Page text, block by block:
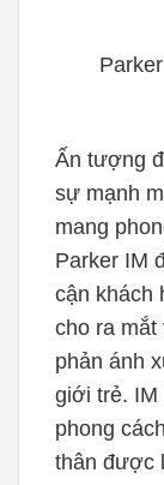
Ấn tượng
sự mạnh
mang
Parker IM
cận khách
cho ra
phản ánh
giới trẻ.
phong
thân được